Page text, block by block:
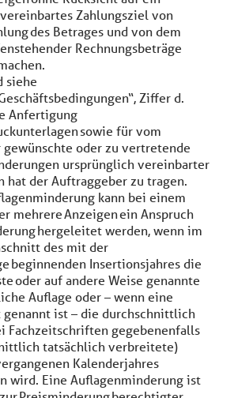
Zahlungsziel von
des Betrages und von dem
Rechnungsbeträge
siehe
Ziffer d.
Anfertigung
sowie für vom
oder zu vertretende
ursprünglich vereinbarter
hat der Auftraggeber zu tragen.
kann bei einem
mehrere Anzeigen ein Anspruch
hergeleitet werden, wenn im
des mit der
beginnenden Insertionsjahres die
oder auf andere Weise genannte
Auflage oder – wenn eine
genannt ist – die durchschnittlich
Fachzeitschriften gegebenenfalls
tatsächlich verbreitete)
Kalenderjahres
wird. Eine Auflagenminderung ist